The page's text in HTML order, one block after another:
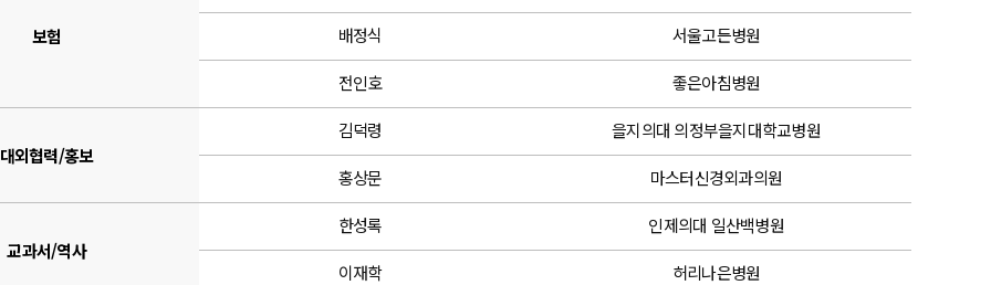
보험 배정식 서울고든병원
전인호 좋은아침병원
대외협력/홍보
김덕령 을지의대 의정부을지대학교병원
홍상문 마스터신경외과의원
교과서/역사
한성록 인제의대 일산백병원
이재학 허리나은병원